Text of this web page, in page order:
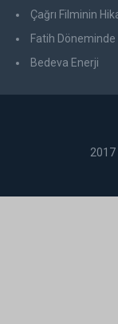
Çağrı Filminin
Fatih
Bedeva Enerji
2017